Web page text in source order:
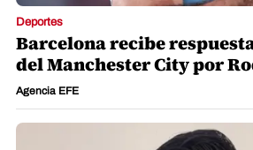
Deportes
Barcelona recibe
del Manchester City por
Agencia EFE